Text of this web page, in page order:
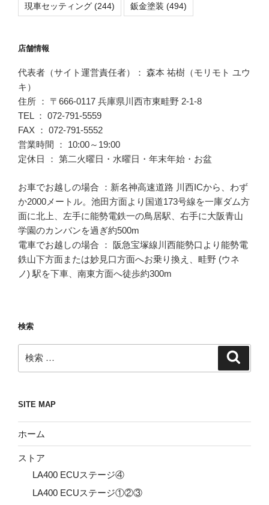
現車セッティング (244) 鈑金塗装 (494)
店舗情報
代表者（サイト運営責任者）： 森本 祐樹（モリモト ユウ
キ）
住所 ： 〒666-0117 兵庫県川西市東畦野 2-1-8
TEL ： 072-791-5559
FAX ： 072-791-5552
営業時間 ： 10:00～19:00
定休日 ： 第二火曜日・水曜日・年末年始・お盆
お車でお越しの場合 ：新名神高速道路 川西ICから、わず
か2000メートル。池田方面より国道173号線を一庫ダム方
面に北上、左手に能勢電鉄一の鳥居駅、右手に大阪青山
学園のカンバンを過ぎ約500m
電車でお越しの場合 ： 阪急宝塚線川西能勢口より能勢電
鉄山下方面または妙見口方面へお乗り換え、畦野 (ウネ
ノ) 駅を下車、南東方面へ徒歩約300m
検索
索:
SITE MAP
ホーム
ストア
LA400 ECUステージ④
LA400 ECUステージ①②③